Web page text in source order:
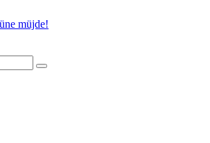
müjde!